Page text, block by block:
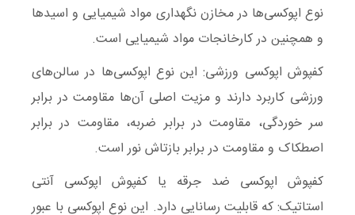
نوع اپوکسی‌ها در مخازن نگهداری مواد شیمیایی و اسیدها
و همچنین در کارخانجات مواد شیمیایی است.
کفپوش اپوکسی ورزشی:این نوع اپوکسی‌ها در سالن‌های
ورزشی کاربرد دارند و مزیت اصلی آن‌ها مقاومت در برابر
سر خوردگی، مقاومت در برابر ضربه، مقاومت در برابر
اصطکاک و مقاومت در برابر بازتاش نور است.
کفپوش اپوکسی ضد جرقه یا کفپوش اپوکسی آنتی
استاتیک:که قابلیت رسانایی دارد. این نوع اپوکسی با عبور